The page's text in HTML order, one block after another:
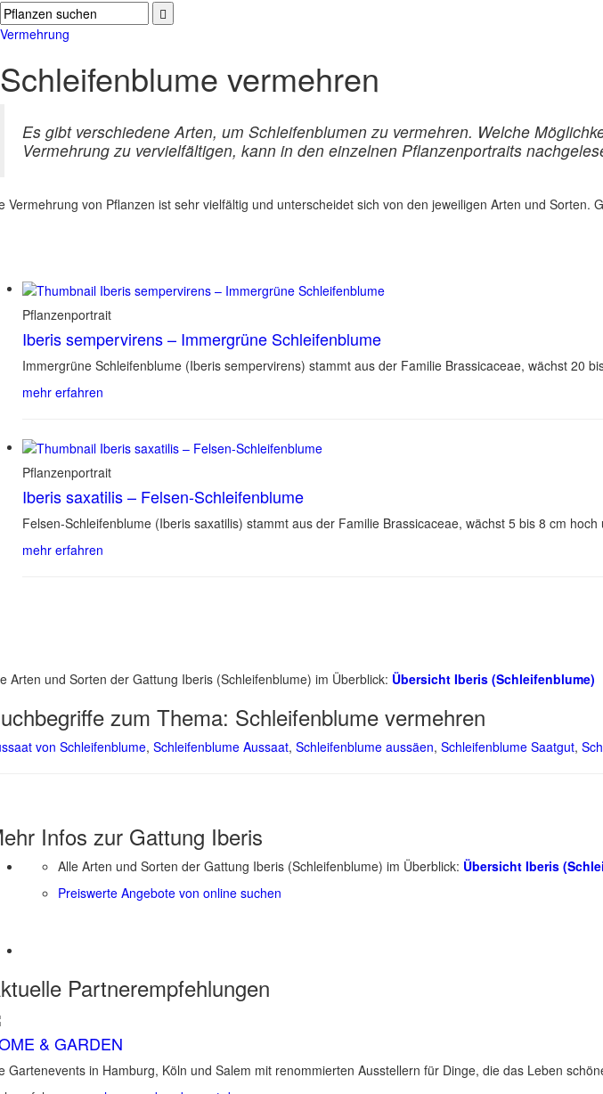
Vermehrung
Schleifenblume vermehren
Es gibt verschiedene Arten, um Schleifenblumen zu vermehren. Welche
Vermehrung zu vervielfältigen, kann in den einzelnen Pflanzenportraits
Vermehrung von Pflanzen ist sehr vielfältig und unterscheidet sich von den jeweiligen Arten und
Pflanzenportrait
Iberis sempervirens – Immergrüne Schleifenblume
Immergrüne Schleifenblume (Iberis sempervirens) stammt aus der Familie Brassicaceae, wächst
mehr erfahren
Pflanzenportrait
Iberis saxatilis – Felsen-Schleifenblume
Felsen-Schleifenblume (Iberis saxatilis) stammt aus der Familie Brassicaceae, wächst 5 bis 8 cm
mehr erfahren
Arten und Sorten der Gattung Iberis (Schleifenblume) im Überblick: Übersicht Iberis (Schleifenblume)
zum Thema: Schleifenblume vermehren
von Schleifenblume, Schleifenblume Aussaat, Schleifenblume aussäen, Schleifenblume Saatgut,
Infos zur Gattung Iberis
Alle Arten und Sorten der Gattung Iberis (Schleifenblume) im Überblick: Übersicht Iberis
Preiswerte Angebote von online suchen
Partnerempfehlungen
& GARDEN
Gartenevents in Hamburg, Köln und Salem mit renommierten Ausstellern für Dinge, die das Leben